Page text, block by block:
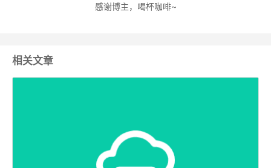
感谢博主，喝杯咖啡~
相关文章